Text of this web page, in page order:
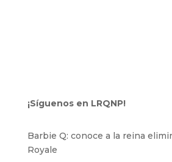
¡Síguenos en LRQNP!
Barbie Q: conoce a la reina
Royale